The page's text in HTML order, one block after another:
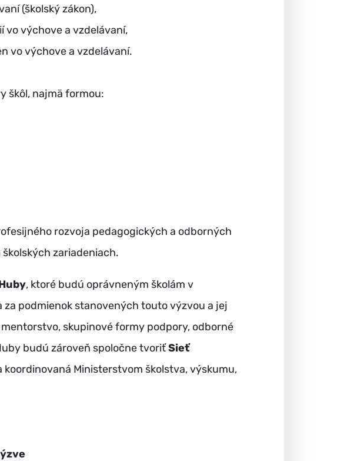
(školský zákon),
vo výchove a vzdelávaní,
vo výchove a vzdelávaní.
škôl, najmä formou:
rozvoja pedagogických a odborných
zariadeniach.
, ktoré budú oprávneným školám v
podmienok stanovených touto výzvou a jej
skupinové formy podpory, odborné
budú zároveň spoločne tvoriťSieť
Ministerstvom školstva, výskumu,